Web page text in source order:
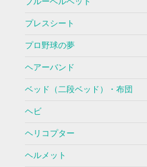
プレスシート
プロ野球の夢
ヘアーバンド
ベッド（二段ベッド）・布団
ヘビ
ヘリコプター
ヘルメット